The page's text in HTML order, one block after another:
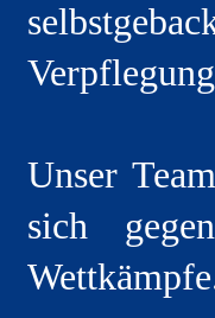
Unser
sich